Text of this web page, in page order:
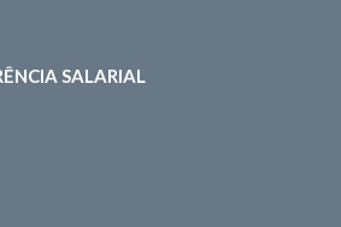
SALARIAL